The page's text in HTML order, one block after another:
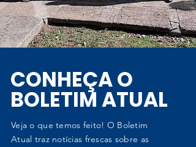
CONHEÇA O
BOLETIM ATUAL
Veja o que temos feito! O Boletim
Atual traz notícias frescas sobre as